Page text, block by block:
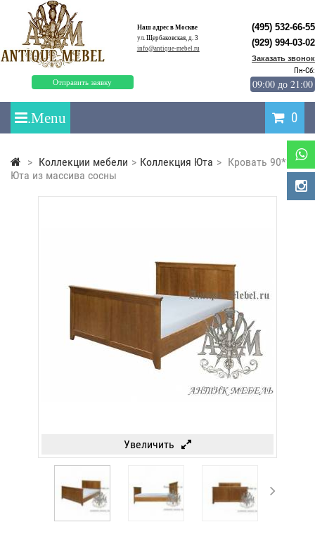
Наш адрес в Москве
ул. Щербаковская, д. 3
info@antique-mebel.ru
Отправить заявку
(495) 532-66-55
(929) 994-03-02
Заказать звонок
Пн-Сб:
09:00 до 21:00
0
> Коллекции мебели > Коллекция Юта > Кровать 90*200
Юта из массива сосны
Увеличить